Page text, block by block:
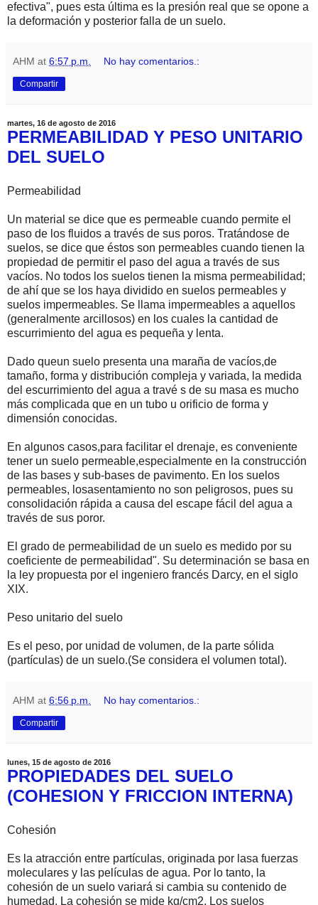
efectiva", pues esta última es la presión real que se opone a
la deformación y posterior falla de un suelo.
AHM at 6:57 p.m. No hay comentarios.:
Compartir
martes, 16 de agosto de 2016
PERMEABILIDAD Y PESO UNITARIO
DEL SUELO
Permeabilidad
Un material se dice que es permeable cuando permite el
paso de los fluidos a través de sus poros. Tratándose de
suelos, se dice que éstos son permeables cuando tienen la
propiedad de permitir el paso del agua a través de sus
vacíos. No todos los suelos tienen la misma permeabilidad;
de ahí que se los haya dividido en suelos permeables y
suelos impermeables. Se llama impermeables a aquellos
(generalmente arcillosos) en los cuales la cantidad de
escurrimiento del agua es pequeña y lenta.
Dado queun suelo presenta una maraña de vacíos,de
tamaño, forma y distribución compleja y variada, la medida
del escurrimiento del agua a travé s de su masa es mucho
más complicada que en un tubo u orificio de forma y
dimensión conocidas.
En algunos casos,para facilitar el drenaje, es conveniente
tener un suelo permeable,especialmente en la construcción
de las bases y sub-bases de pavimento. En los suelos
permeables, losasentamiento no son peligrosos, pues su
consolidación rápida a causa del escape fácil del agua a
través de sus poror.
El grado de permeabilidad de un suelo es medido por su
coeficiente de permeabilidad". Su determinación se basa en
la ley propuesta por el ingeniero francés Darcy, en el siglo
XIX.
Peso unitario del suelo
Es el peso, por unidad de volumen, de la parte sólida
(partículas) de un suelo.(Se considera el volumen total).
AHM at 6:56 p.m. No hay comentarios.:
Compartir
lunes, 15 de agosto de 2016
PROPIEDADES DEL SUELO
(COHESION Y FRICCION INTERNA)
Cohesión
Es la atracción entre partículas, originada por lasa fuerzas
moleculares y las películas de agua. Por lo tanto, la
cohesión de un suelo variará si cambia su contenido de
humedad. La cohesión se mide kg/cm2. Los suelos